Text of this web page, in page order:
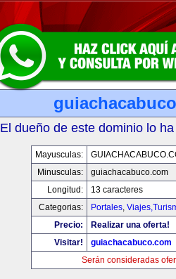
El dueño de este dominio lo
Mayusculas:
Minusculas:
guiachacabuco.com
Longitud:
13 caracteres
Categorias:
Portales,
Precio:
Realizar una oferta!
Visitar!
guiachacabuco.com
Serán consideradas